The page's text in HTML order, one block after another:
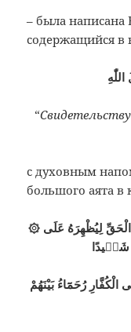
– была написана
содержащийся в
“
с духовным
большого аята в
۞ هُوَ الَّذٖٓى اَرْسَلَ رَسُولَهُ بِالْهُدٰى وَدٖينِ الْحَقِّ لِيُظْهِرَهُ عَلَى
رُحَمَٓاءُ بَيْنَهُمْ